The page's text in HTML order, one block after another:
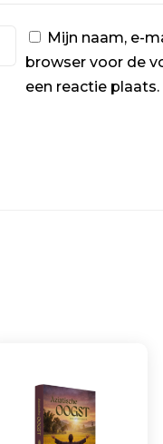
Mijn naam, e-
browser voor de
een reactie plaats.